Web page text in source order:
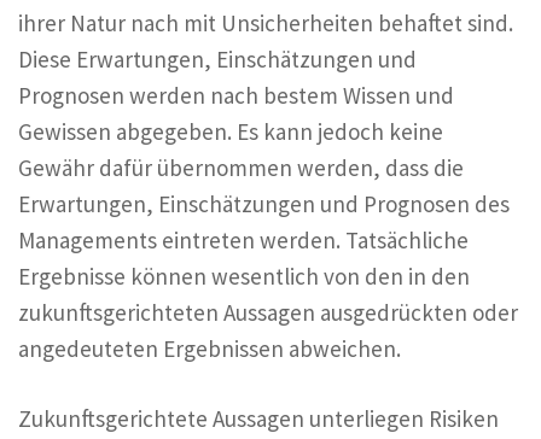
ihrer Natur nach mit Unsicherheiten behaftet sind.
Diese Erwartungen, Einschätzungen und
Prognosen werden nach bestem Wissen und
Gewissen abgegeben. Es kann jedoch keine
Gewähr dafür übernommen werden, dass die
Erwartungen, Einschätzungen und Prognosen des
Managements eintreten werden. Tatsächliche
Ergebnisse können wesentlich von den in den
zukunftsgerichteten Aussagen ausgedrückten oder
angedeuteten Ergebnissen abweichen.
Zukunftsgerichtete Aussagen unterliegen Risiken